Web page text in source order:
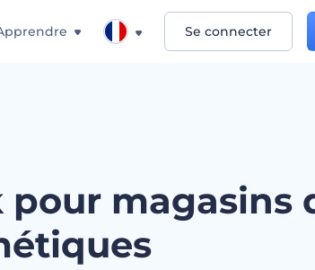
Se connecter
pour magasins